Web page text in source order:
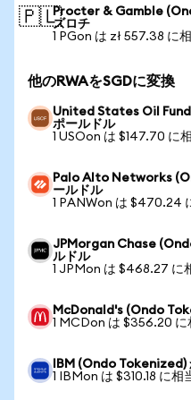
🇵🇱Procter & Gamble
ズロチ
1 PGon は zł 557.38 に
他のRWAをSGDに変換
United States Oil
ポールドル
1 USOon は $147.70 に
Palo Alto Networks
ールドル
1 PANWon は $470.24
JPMorgan Chase
ルドル
1 JPMon は $468.27 に
McDonald's (Ondo
1 MCDon は $356.20 に
IBM (Ondo Tokenized)
1 IBMon は $310.18 に相